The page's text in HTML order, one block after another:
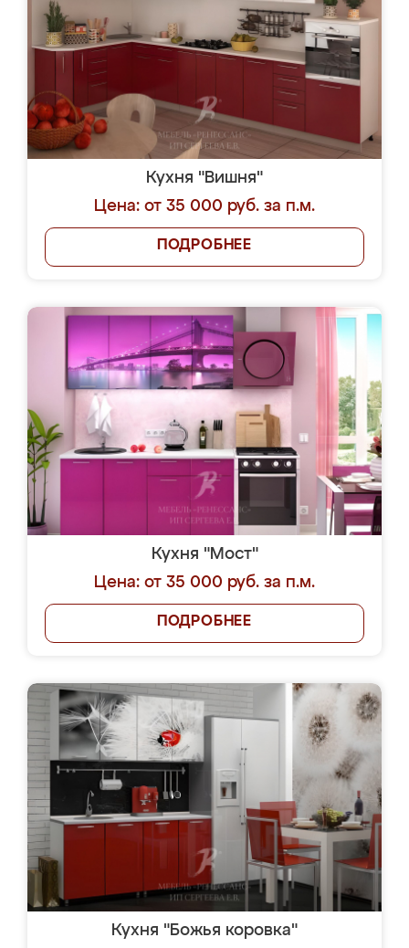
Кухня "Вишня"
Цена: от 35 000 руб. за п.м.
ПОДРОБНЕЕ
Кухня "Мост"
Цена: от 35 000 руб. за п.м.
ПОДРОБНЕЕ
Кухня "Божья коровка"